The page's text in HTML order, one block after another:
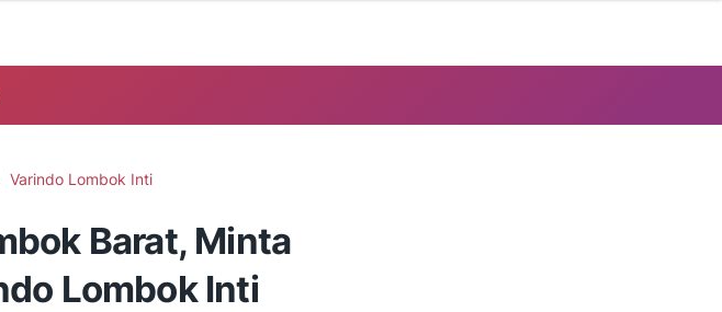
Varindo Lombok Inti
Barat, Minta
Lombok Inti